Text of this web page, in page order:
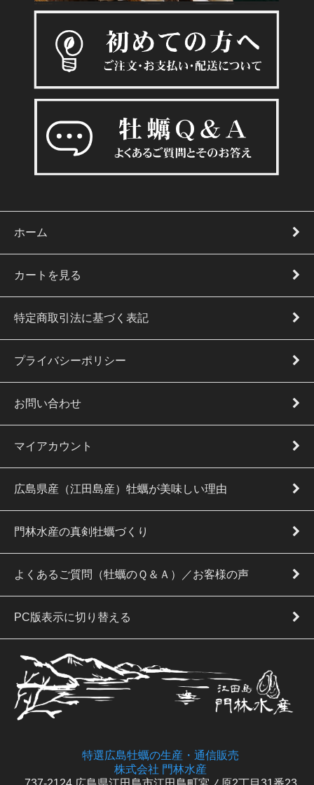
ホーム
カートを見る
特定商取引法に基づく表記
プライバシーポリシー
お問い合わせ
マイアカウント
広島県産（江田島産）牡蠣が美味しい理由
門林水産の真剣牡蠣づくり
よくあるご質問（牡蠣のＱ＆Ａ）／お客様の声
PC版表示に切り替える
特選広島牡蠣の生産・通信販売
株式会社 門林水産